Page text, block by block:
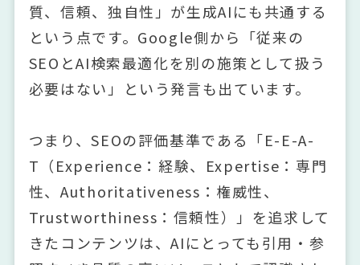
質、信頼、独自性」が生成AIにも共通する
という点です。Google側から「従来の
SEOとAI検索最適化を別の施策として扱う
必要はない」という発言も出ています。
つまり、SEOの評価基準である「E-E-A-
T（Experience：経験、Expertise：専門
性、Authoritativeness：権威性、
Trustworthiness：信頼性）」を追求して
きたコンテンツは、AIにとっても引用・参